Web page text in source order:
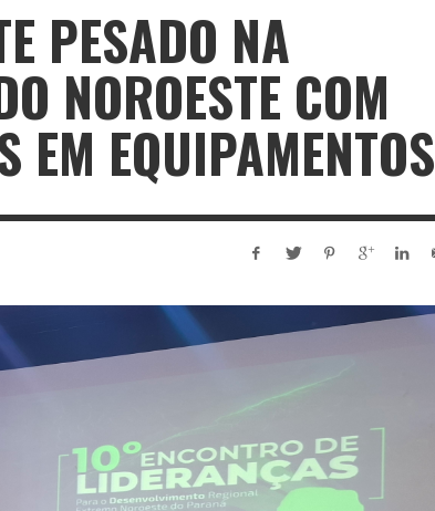
PESADO NA
NOROESTE COM
EM EQUIPAMENTOS